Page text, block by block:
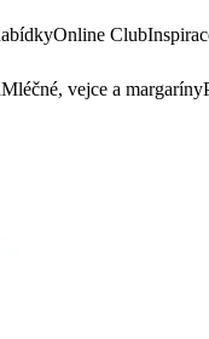
Online Club
Mléčné, vejce a margaríny